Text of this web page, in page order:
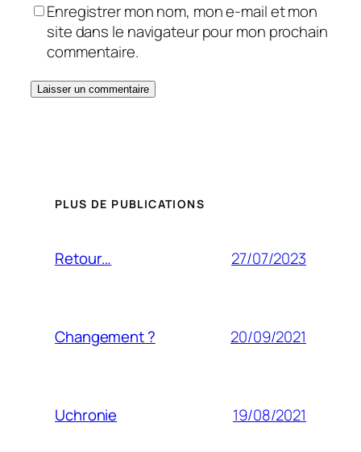
Enregistrer mon nom, mon e-mail et mon
site dans le navigateur pour mon prochain
commentaire.
PLUS DE PUBLICATIONS
Retour… 27/07/2023
Changement ? 20/09/2021
Uchronie 19/08/2021